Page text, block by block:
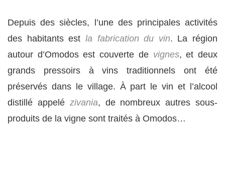
Depuis des siècles, l’une des principales activités
des habitants est la fabrication du vin. La région
autour d’Omodos est couverte de vignes, et deux
grands pressoirs à vins traditionnels ont été
préservés dans le village. À part le vin et l’alcool
distillé appelé zivania, de nombreux autres sous-
produits de la vigne sont traités à Omodos…